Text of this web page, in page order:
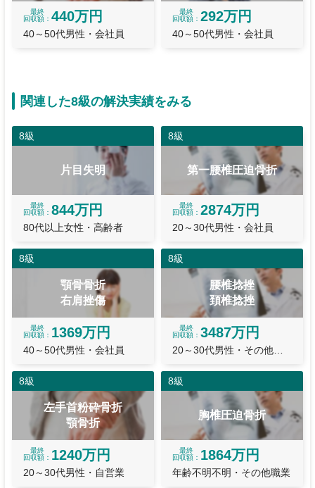
最終
回収額
440万円
40～50代男性・会社員
最終
回収額
292万円
40～50代男性・会社員
関連した8級の解決実績をみる
8級
片目失明
最終
回収額
844万円
80代以上女性・高齢者
8級
第一腰椎圧迫骨折
最終
回収額
2874万円
20～30代男性・会社員
8級
顎骨骨折
右肩挫傷
最終
回収額
1369万円
40～50代男性・会社員
8級
腰椎捻挫
頚椎捻挫
最終
回収額
3487万円
8級
左手首粉砕骨折
顎骨折
最終
回収額
1240万円
20～30代男性・自営業
8級
胸椎圧迫骨折
最終
回収額
1864万円
年齢不明不明・その他職業